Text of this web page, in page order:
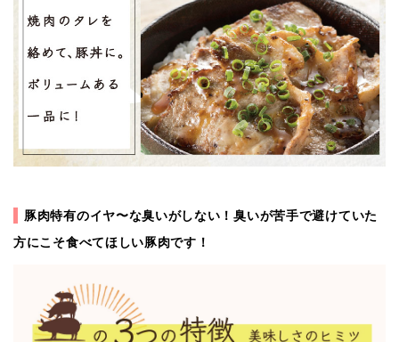
豚肉特有のイヤ〜な臭いがしない！臭いが苦手で避けていた
方にこそ食べてほしい豚肉です！